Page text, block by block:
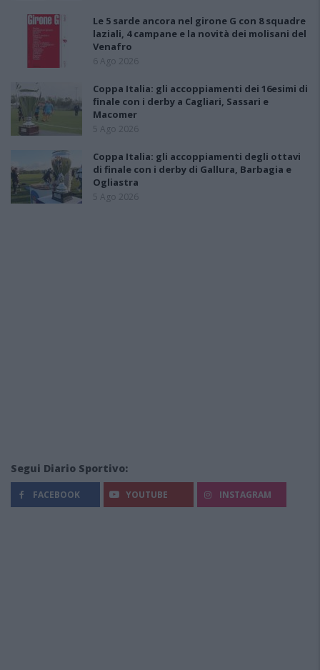
Le 5 sarde ancora nel girone G con 8 squadre
laziali, 4 campane e la novità dei molisani del
Venafro
6 Ago 2026
Coppa Italia: gli accoppiamenti dei 16esimi di
finale con i derby a Cagliari, Sassari e
Macomer
5 Ago 2026
Coppa Italia: gli accoppiamenti degli ottavi
di finale con i derby di Gallura, Barbagia e
Ogliastra
5 Ago 2026
Segui Diario Sportivo:
FACEBOOK YOUTUBE INSTAGRAM